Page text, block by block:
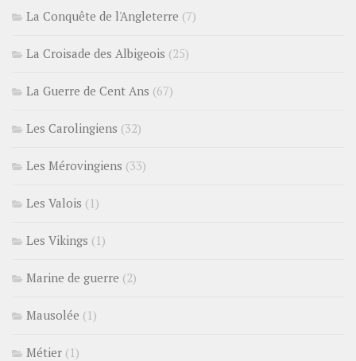
La Conquête de l'Angleterre (7)
La Croisade des Albigeois (25)
La Guerre de Cent Ans (67)
Les Carolingiens (32)
Les Mérovingiens (33)
Les Valois (1)
Les Vikings (1)
Marine de guerre (2)
Mausolée (1)
Métier (1)